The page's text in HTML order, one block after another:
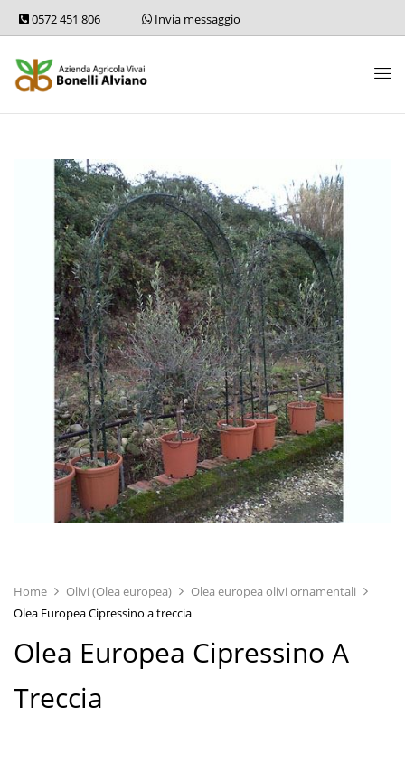
0572 451 806 Invia messaggio
Home Olivi (Olea europea)
Olea europea olivi ornamentali
Olea Europea Cipressino a treccia
Olea Europea Cipressino A
Treccia